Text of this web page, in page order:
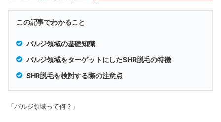
この記事でわかること
バルジ領域の基礎知識
バルジ領域をターゲットにしたSHR脱毛の特徴
SHR脱毛を検討する際の注意点
「バルジ領域って何？」